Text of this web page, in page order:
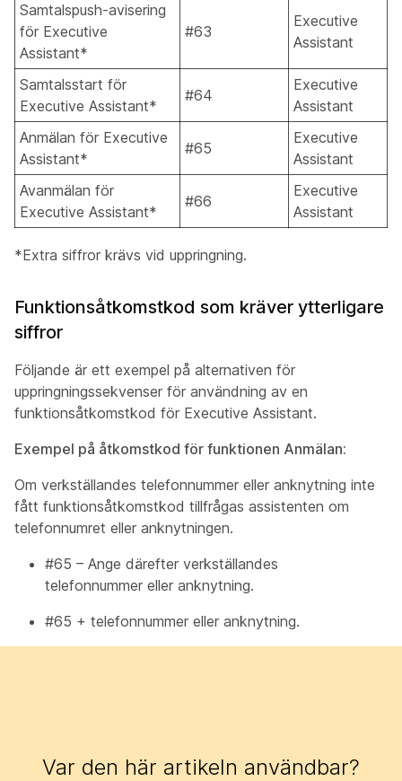
Samtalspush-avisering
för Executive
Assistant*
#63
Executive
Assistant
Samtalsstart för
Executive Assistant*
#64
Executive
Assistant
Anmälan för Executive
Assistant*
#65
Executive
Assistant
Avanmälan för
Executive Assistant*
#66
Executive
Assistant
*Extra siffror krävs vid uppringning.
Funktionsåtkomstkod som kräver ytterligare
siffror
Följande är ett exempel på alternativen för
uppringningssekvenser för användning av en
funktionsåtkomstkod för Executive Assistant.
Exempel på åtkomstkod för funktionen Anmälan:
Om verkställandes telefonnummer eller anknytning inte
fått funktionsåtkomstkod tillfrågas assistenten om
telefonnumret eller anknytningen.
#65 – Ange därefter verkställandes
telefonnummer eller anknytning.
#65 + telefonnummer eller anknytning.
Var den här artikeln användbar?